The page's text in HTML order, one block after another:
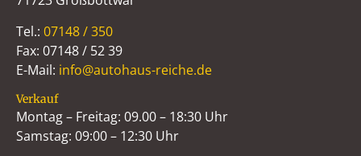
Tel.: 07148 / 350
Fax: 07148 / 52 39
E-Mail: info@autohaus-reiche.de
Verkauf
Montag – Freitag: 09.00 – 18:30 Uhr
Samstag: 09:00 – 12:30 Uhr